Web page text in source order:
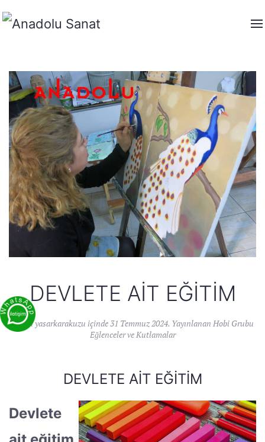
DEVLETE AIT EĞITIM
Yazanyasarkarakuzu içinde31 Temmuz 2024. Yayınlanan Hobi Grubu
Eğlenceler ve Kutlamalar
DEVLETE AIT EĞITIM
Devlete